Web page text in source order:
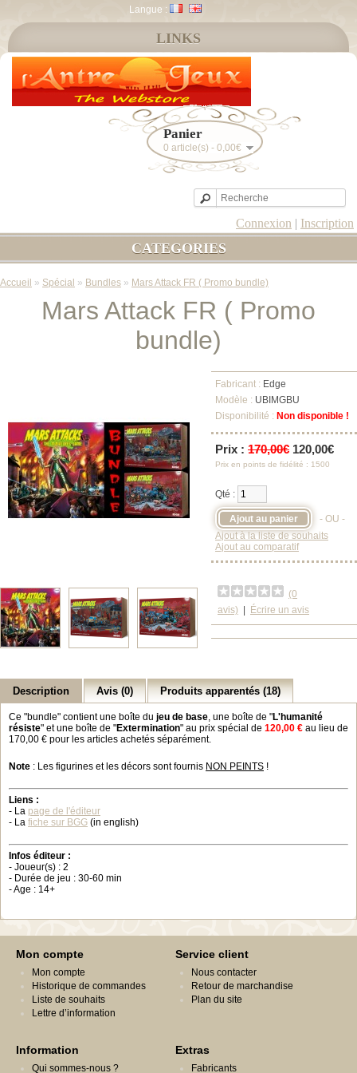
Langue :
Panier
0 article(s) - 0,00€
Connexion | Inscription
LINKS
CATEGORIES
Accueil » Spécial » Bundles » Mars Attack FR ( Promo bundle)
Mars Attack FR ( Promo
bundle)
Fabricant : Edge
Modèle : UBIMGBU
Disponibilité : Non disponible !
Prix : 170,00€ 120,00€
Prix en points de fidélité : 1500
Qté :
- OU -
Ajout à la liste de souhaits
Ajout au comparatif
(0
avis)
Écrire un avis
Description Avis (0) Produits apparentés (18)
Ce "bundle" contient une boîte du jeu de base, une boîte de "L'humanité
résiste" et une boîte de "Extermination" au prix spécial de 120,00 € au lieu de
170,00 € pour les articles achetés séparément.
Note : Les figurines et les décors sont fournis NON PEINTS !
Liens :
- La page de l'éditeur
- La fiche sur BGG (in english)
Infos éditeur :
- Joueur(s) : 2
- Durée de jeu : 30-60 min
- Age : 14+
Mon compte
Mon compte
Historique de commandes
Liste de souhaits
Lettre d’information
Service client
Nous contacter
Retour de marchandise
Plan du site
Information
Qui sommes-nous ?
Extras
Fabricants